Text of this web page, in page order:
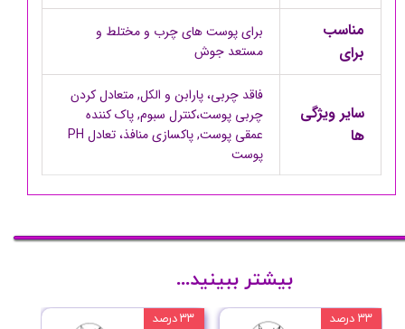
مناسب
برای
برای پوست های چرب و مختلط و
مستعد جوش
سایر ویژگی
ها
فاقد چربی، پارابن و الکل, متعادل کردن
چربی پوست،کنترل سبوم, پاک کننده
عمقی پوست, پاکسازی منافذ، تعادل PH
پوست
۳۳ درصد ۳۳ درصد
بیشتر ببینید...